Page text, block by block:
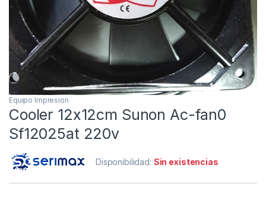
Equipo Impresion
Cooler 12x12cm Sunon Ac-fan0
Sf12025at 220v
Disponibilidad: Sin existencias